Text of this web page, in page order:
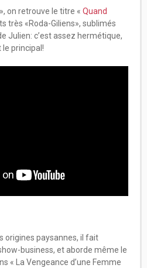
on retrouve le titre « Quand
très «Roda-Giliens», sublimés
Julien: c’est assez hermétique,
le principal!
origines paysannes, il fait
business, et aborde même le
« La Vengeance d’une Femme